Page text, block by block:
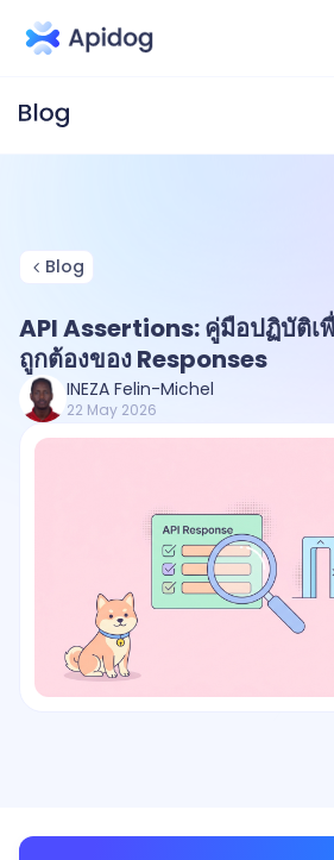
Blog
API Assertions: คู่มือปฏิบัติเ
ถูกต้องของ Responses
INEZA Felin-Michel
22 May 2026